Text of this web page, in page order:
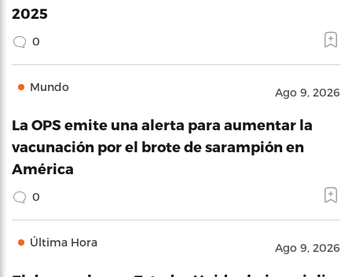
2025
0
Mundo Ago 9, 2026
La OPS emite una alerta para aumentar la
vacunación por el brote de sarampión en
América
0
Última Hora Ago 9, 2026